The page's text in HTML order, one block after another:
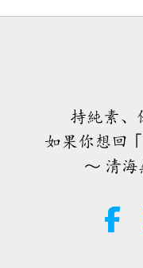
我不曉得為何我說
個國家。我可以說
這樣的話，在我年
且很安靜。在印度
一位師兄師姊們：
過電視，一些我們
好，大家都好嗎？
40:16
32:43
3:05
焦點新聞
3:40
持純素、
如果你想回
～ 清海